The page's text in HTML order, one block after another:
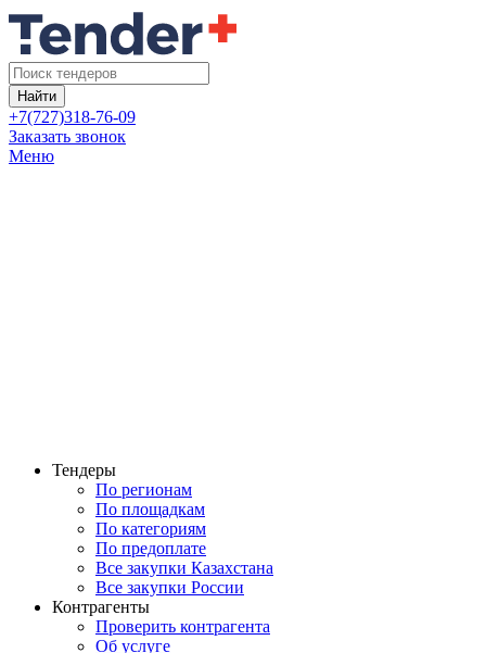
Найти
+7(727)318-76-09
Заказать звонок
Меню
Тендеры
По регионам
По площадкам
По категориям
По предоплате
Все закупки Казахстана
Все закупки России
Контрагенты
Проверить контрагента
Об услуге